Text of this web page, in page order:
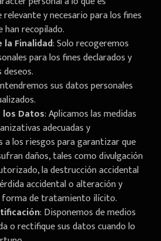
y necesario para los fines
han recopilado.
la Finalidad: Solo recogeremos
para los fines declarados y
sus datos personales
los Datos: Aplicamos las medidas
adecuadas y
a los riesgos para garantizar que
daños, tales como divulgación
la destrucción accidental
accidental o alteración y
de tratamiento ilícito.
: Disponemos de medios
o rectifique sus datos cuando lo